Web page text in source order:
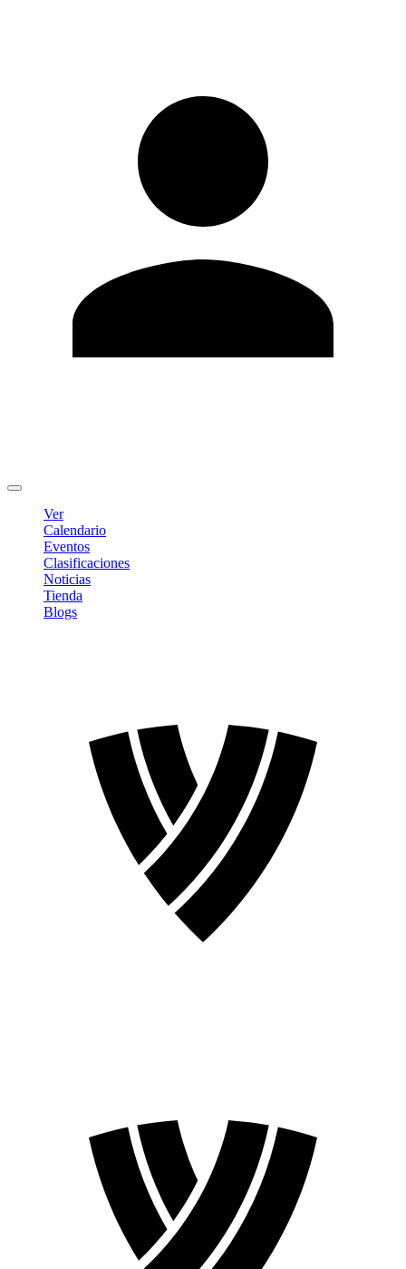
Ver
Calendario
Eventos
Clasificaciones
Noticias
Tienda
Blogs